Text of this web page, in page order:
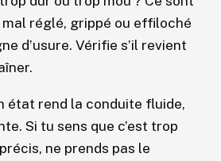
mal réglé, grippé ou effiloché
d’usure. Vérifie s’il revient
état rend la conduite fluide,
Si tu sens que c’est trop
ne prends pas le